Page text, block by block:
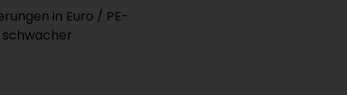
in Euro / PE-
schwacher